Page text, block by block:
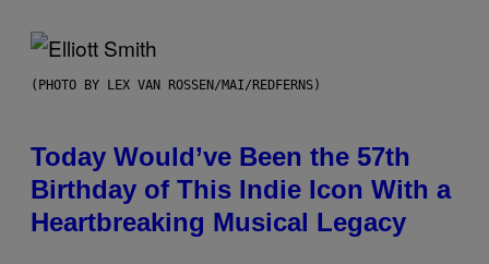
(PHOTO BY LEX VAN ROSSEN/MAI/REDFERNS)
Today Would’ve Been the 57th
Birthday of This Indie Icon With a
Heartbreaking Musical Legacy